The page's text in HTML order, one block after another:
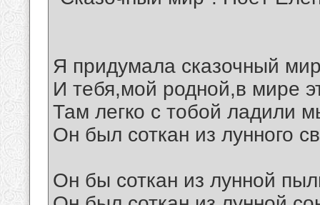
Я придумала сказочный
И тебя,мой родной,в мире
Там легко с тобой ладили
Он был соткан из лунного
Он бы соткан из лунной